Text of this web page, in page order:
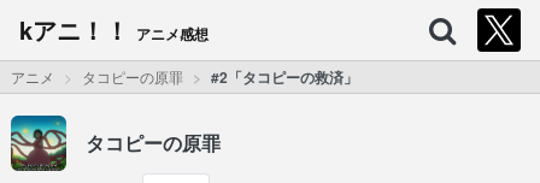
kアニ！！ アニメ感想
アニメ タコピーの原罪 #2「タコピーの救済」
タコピーの原罪